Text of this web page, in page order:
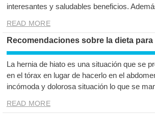
interesantes y saludables beneficios.
READ MORE
Recomendaciones sobre la dieta
La hernia de hiato es una situación que se
en el tórax en lugar de hacerlo en el
incómoda y dolorosa situación lo que se
READ MORE